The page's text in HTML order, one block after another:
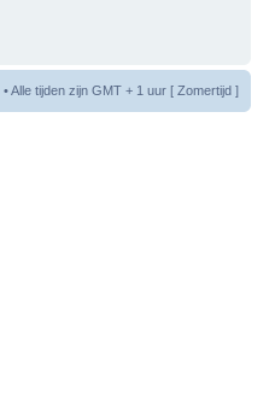
• Alle tijden zijn GMT + 1 uur [ Zomertijd ]